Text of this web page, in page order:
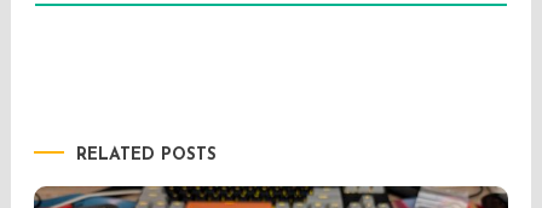
RELATED POSTS